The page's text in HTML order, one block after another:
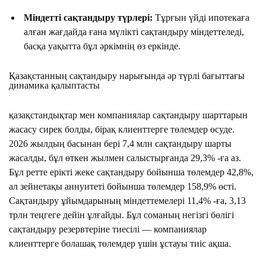
Міндетті сақтандыру түрлері: Тұрғын үйді ипотекаға
алған жағдайда ғана мүлікті сақтандыру міндеттеледі,
басқа уақытта бұл әркімнің өз еркінде.
Қазақстанның сақтандыру нарығында әр түрлі бағыттағы
динамика қалыптасты
қазақстандықтар мен компаниялар сақтандыру шарттарын
жасасу сирек болды, бірақ клиенттерге төлемдер өсуде.
2026 жылдың басынан бері 7,4 млн сақтандыру шарты
жасалды, бұл өткен жылмен салыстырғанда 29,3% -ға аз.
Бұл ретте ерікті жеке сақтандыру бойынша төлемдер 42,8%,
ал зейнетақы аннуитеті бойынша төлемдер 158,9% өсті.
Сақтандыру ұйымдарының міндеттемелері 11,4% -ға, 3,13
трлн теңгеге дейін ұлғайды. Бұл соманың негізгі бөлігі
сақтандыру резервтеріне тиесілі — компаниялар
клиенттерге болашақ төлемдер үшін ұстауы тиіс ақша.